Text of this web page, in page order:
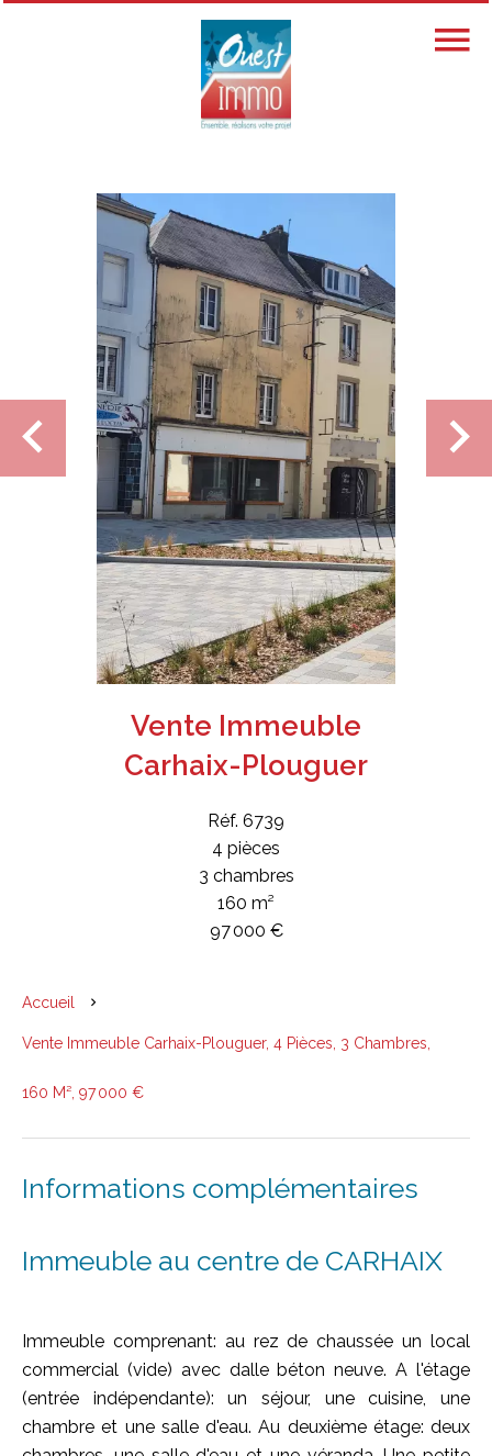
Vente Immeuble
Carhaix-Plouguer
Réf. 6739
4 pièces
3 chambres
160 m²
97 000 €
Accueil
Vente Immeuble Carhaix-Plouguer, 4 Pièces, 3 Chambres,
160 M², 97 000 €
Informations complémentaires
Immeuble au centre de CARHAIX
Immeuble comprenant: au rez de chaussée un local
commercial (vide) avec dalle béton neuve. A l'étage
(entrée indépendante): un séjour, une cuisine, une
chambre et une salle d'eau. Au deuxième étage: deux